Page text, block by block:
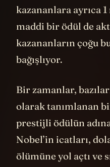
kazananlara ayrıca
maddi bir ödül de
kazananların çoğu
bağışlıyor.
Bir zamanlar,
olarak tanımlanan
prestijli ödülün
Nobel’in icatları,
ölümüne yol açtı ve